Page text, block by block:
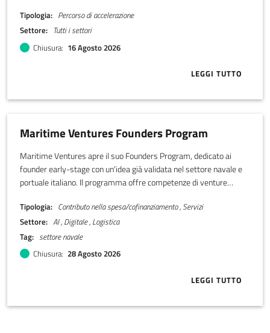
Tipologia
Percorso di accelerazione
Settore
Tutti i settori
Chiusura 16 Agosto 2026
LEGGI TUTTOABOUT CALL
Maritime Ventures Founders Program
Maritime Ventures apre il suo Founders Program, dedicato ai
founder early-stage con un'idea già validata nel settore navale e
portuale italiano. Il programma offre competenze di venture
percorso diretto che può arrivare fino a 3,4 milioni di euro di
investimento in equity da parte di azionisti selezionati di Maritime
Ventures. L'obiettivo è costruire la prossima software company
italiana del settore marittimo.
Tipologia
Contributo nella spesa/cofinanziamento , Servizi
Settore
AI , Digitale , Logistica
Tag
settore navale
Chiusura 28 Agosto 2026
LEGGI TUTTO
ABOUT